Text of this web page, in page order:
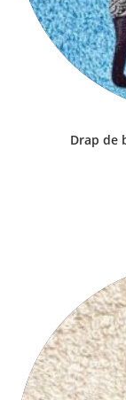
Drap de